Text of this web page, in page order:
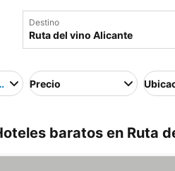
Destino
a mayorPrecio
baratos en Ruta